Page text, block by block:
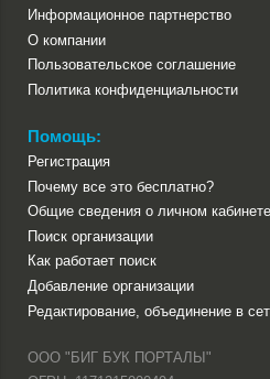
Информационное партнерство
О компании
Пользовательское соглашение
Политика конфиденциальности
Помощь:
Регистрация
Почему все это бесплатно?
Общие сведения о личном кабинете
Поиск организации
Как работает поиск
Добавление организации
Редактирование, объединение в
ООО "БИГ БУК ПОРТАЛЫ"